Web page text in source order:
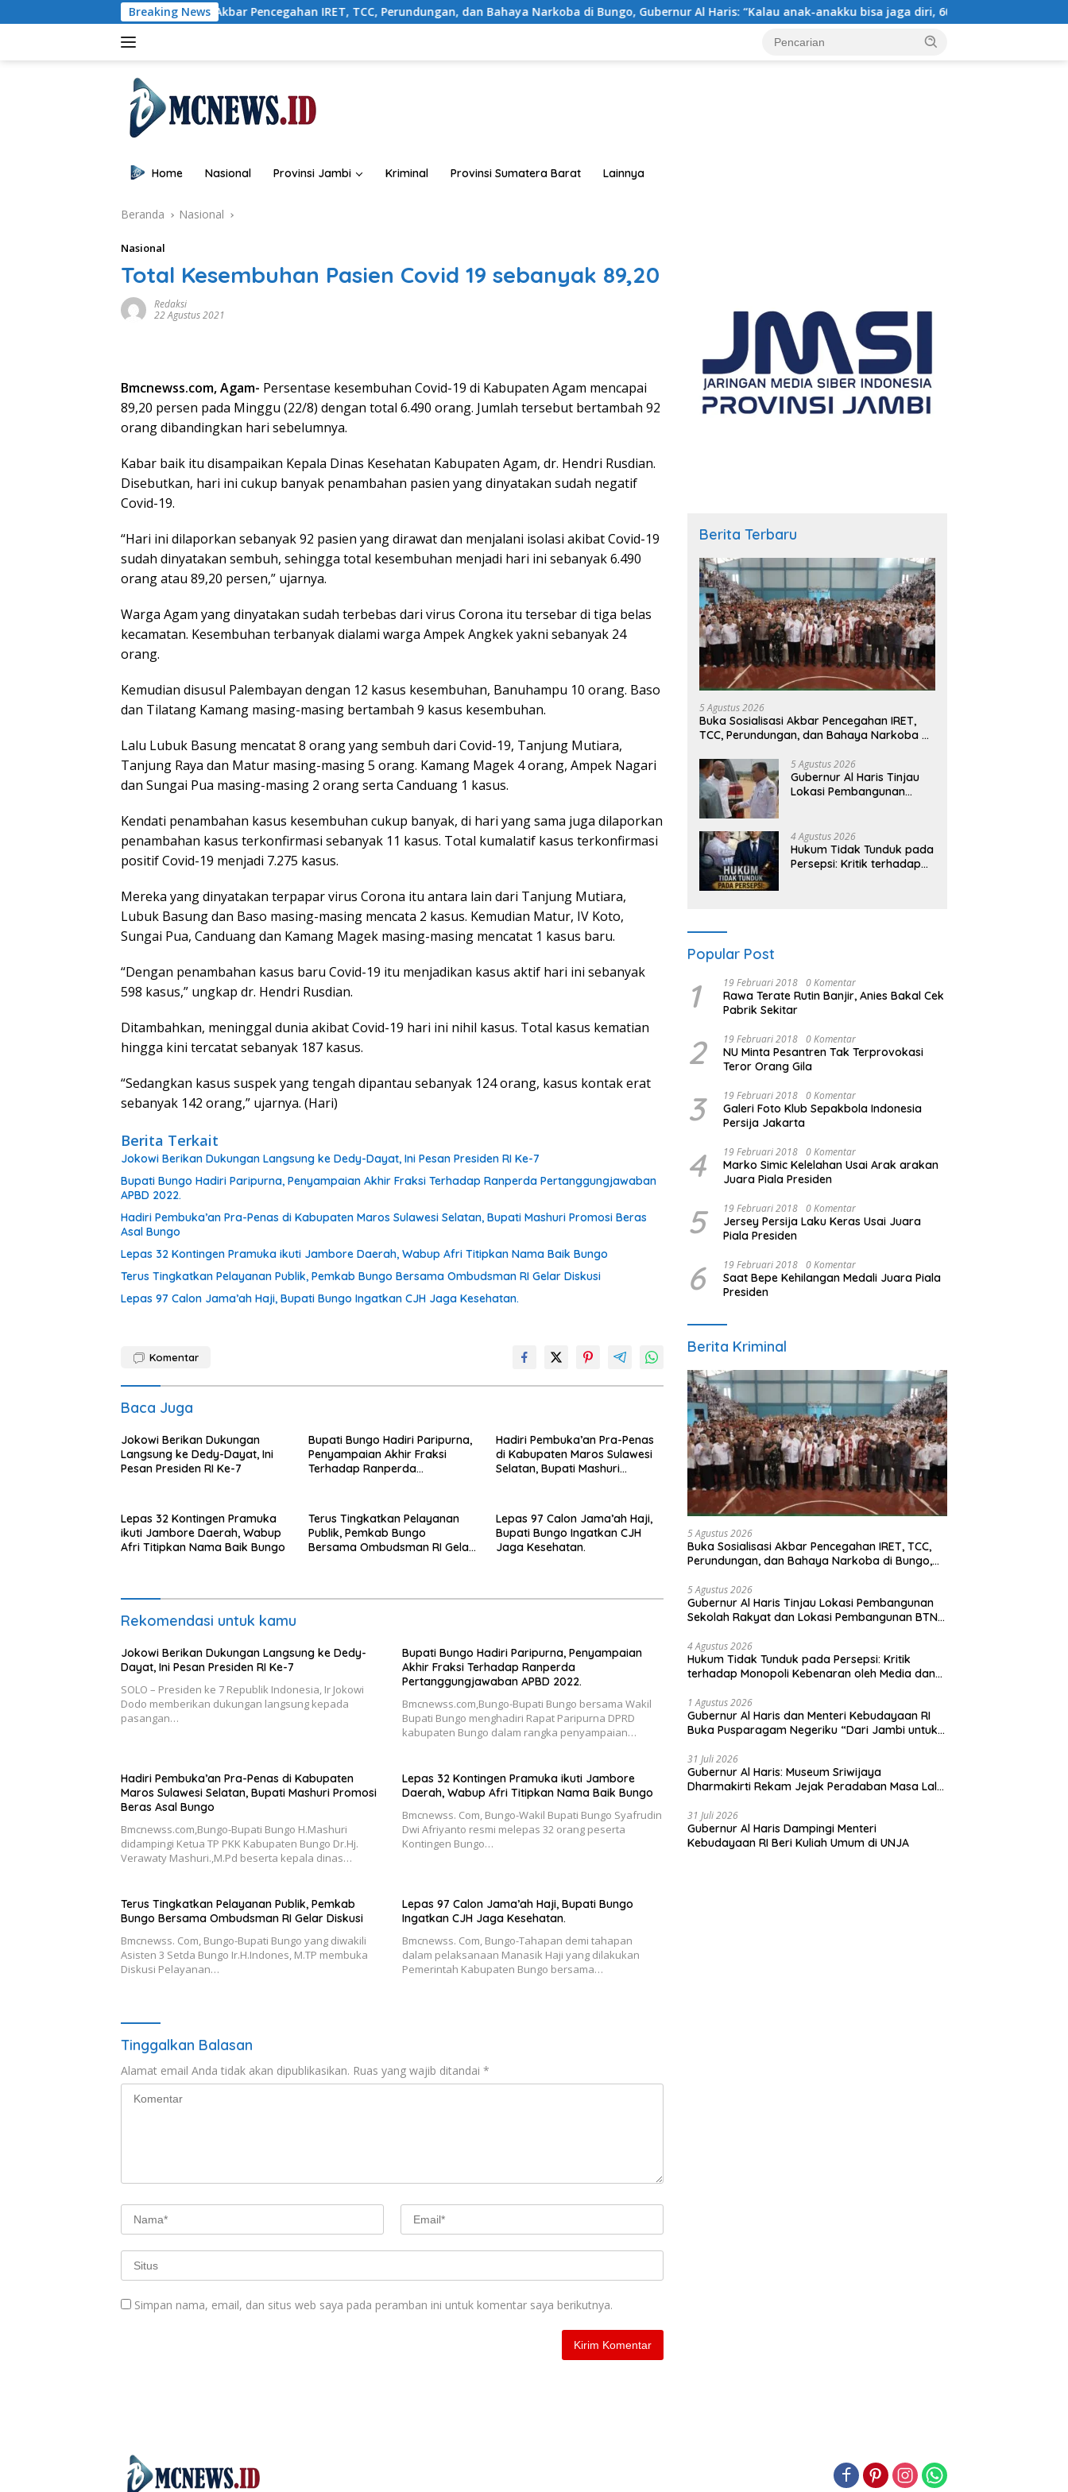
ke
Breaking News
Buka Sosialisasi Akbar Pencegahan IRET, TCC, Perundungan, dan Bahaya Narkoba di Bungo, Gubernur Al Haris: “Kalau anak-anakku bisa jaga diri, 60% masa depan sudah ada di tangan”
Home Nasional Provinsi Jambi Kriminal Provinsi Sumatera Barat Lainnya
Beranda Nasional
Nasional
Total Kesembuhan Pasien Covid 19 sebanyak 89,20
Redaksi
22 Agustus 2021
Bmcnewss.com, Agam- Persentase kesembuhan Covid-19 di Kabupaten Agam mencapai
89,20 persen pada Minggu (22/8) dengan total 6.490 orang. Jumlah tersebut bertambah 92
orang dibandingkan hari sebelumnya.
Kabar baik itu disampaikan Kepala Dinas Kesehatan Kabupaten Agam, dr. Hendri Rusdian.
Disebutkan, hari ini cukup banyak penambahan pasien yang dinyatakan sudah negatif
Covid-19.
“Hari ini dilaporkan sebanyak 92 pasien yang dirawat dan menjalani isolasi akibat Covid-19
sudah dinyatakan sembuh, sehingga total kesembuhan menjadi hari ini sebanyak 6.490
orang atau 89,20 persen,” ujarnya.
Warga Agam yang dinyatakan sudah terbebas dari virus Corona itu tersebar di tiga belas
kecamatan. Kesembuhan terbanyak dialami warga Ampek Angkek yakni sebanyak 24
orang.
Kemudian disusul Palembayan dengan 12 kasus kesembuhan, Banuhampu 10 orang. Baso
dan Tilatang Kamang masing-masing bertambah 9 kasus kesembuhan.
Lalu Lubuk Basung mencatat 8 orang yang sembuh dari Covid-19, Tanjung Mutiara,
Tanjung Raya dan Matur masing-masing 5 orang. Kamang Magek 4 orang, Ampek Nagari
dan Sungai Pua masing-masing 2 orang serta Canduang 1 kasus.
Kendati penambahan kasus kesembuhan cukup banyak, di hari yang sama juga dilaporkan
penambahan kasus terkonfirmasi sebanyak 11 kasus. Total kumalatif kasus terkonfirmasi
positif Covid-19 menjadi 7.275 kasus.
Mereka yang dinyatakan terpapar virus Corona itu antara lain dari Tanjung Mutiara,
Lubuk Basung dan Baso masing-masing mencata 2 kasus. Kemudian Matur, IV Koto,
Sungai Pua, Canduang dan Kamang Magek masing-masing mencatat 1 kasus baru.
“Dengan penambahan kasus baru Covid-19 itu menjadikan kasus aktif hari ini sebanyak
598 kasus,” ungkap dr. Hendri Rusdian.
Ditambahkan, meninggal dunia akibat Covid-19 hari ini nihil kasus. Total kasus kematian
hingga kini tercatat sebanyak 187 kasus.
“Sedangkan kasus suspek yang tengah dipantau sebanyak 124 orang, kasus kontak erat
sebanyak 142 orang,” ujarnya. (Hari)
Berita Terkait
Jokowi Berikan Dukungan Langsung ke Dedy-Dayat, Ini Pesan Presiden RI Ke-7
Bupati Bungo Hadiri Paripurna, Penyampaian Akhir Fraksi Terhadap Ranperda Pertanggungjawaban
APBD 2022.
Hadiri Pembuka’an Pra-Penas di Kabupaten Maros Sulawesi Selatan, Bupati Mashuri Promosi Beras
Asal Bungo
Lepas 32 Kontingen Pramuka ikuti Jambore Daerah, Wabup Afri Titipkan Nama Baik Bungo
Terus Tingkatkan Pelayanan Publik, Pemkab Bungo Bersama Ombudsman RI Gelar Diskusi
Lepas 97 Calon Jama’ah Haji, Bupati Bungo Ingatkan CJH Jaga Kesehatan.
Komentar
Baca Juga
Jokowi Berikan Dukungan
Langsung ke Dedy-Dayat, Ini
Pesan Presiden RI Ke-7
Bupati Bungo Hadiri Paripurna,
Penyampaian Akhir Fraksi
Terhadap Ranperda
Hadiri Pembuka’an Pra-Penas
di Kabupaten Maros Sulawesi
Selatan, Bupati Mashuri
Lepas 32 Kontingen Pramuka
ikuti Jambore Daerah, Wabup
Afri Titipkan Nama Baik Bungo
Terus Tingkatkan Pelayanan
Publik, Pemkab Bungo
Bersama Ombudsman RI Gelar
Lepas 97 Calon Jama’ah Haji,
Bupati Bungo Ingatkan CJH
Jaga Kesehatan.
Rekomendasi untuk kamu
Jokowi Berikan Dukungan Langsung ke Dedy-
Dayat, Ini Pesan Presiden RI Ke-7
SOLO – Presiden ke 7 Republik Indonesia, Ir Jokowi
Dodo memberikan dukungan langsung kepada
pasangan…
Bupati Bungo Hadiri Paripurna, Penyampaian
Akhir Fraksi Terhadap Ranperda
Pertanggungjawaban APBD 2022.
Bmcnewss.com,Bungo-Bupati Bungo bersama Wakil
Bupati Bungo menghadiri Rapat Paripurna DPRD
kabupaten Bungo dalam rangka penyampaian…
Hadiri Pembuka’an Pra-Penas di Kabupaten
Maros Sulawesi Selatan, Bupati Mashuri Promosi
Beras Asal Bungo
Bmcnewss.com,Bungo-Bupati Bungo H.Mashuri
didampingi Ketua TP PKK Kabupaten Bungo Dr.Hj.
Verawaty Mashuri.,M.Pd beserta kepala dinas…
Lepas 32 Kontingen Pramuka ikuti Jambore
Daerah, Wabup Afri Titipkan Nama Baik Bungo
Bmcnewss. Com, Bungo-Wakil Bupati Bungo Syafrudin
Dwi Afriyanto resmi melepas 32 orang peserta
Kontingen Bungo…
Terus Tingkatkan Pelayanan Publik, Pemkab
Bungo Bersama Ombudsman RI Gelar Diskusi
Bmcnewss. Com, Bungo-Bupati Bungo yang diwakili
Asisten 3 Setda Bungo Ir.H.Indones, M.TP membuka
Diskusi Pelayanan…
Lepas 97 Calon Jama’ah Haji, Bupati Bungo
Ingatkan CJH Jaga Kesehatan.
Bmcnewss. Com, Bungo-Tahapan demi tahapan
dalam pelaksanaan Manasik Haji yang dilakukan
Pemerintah Kabupaten Bungo bersama…
Tinggalkan Balasan
Alamat email Anda tidak akan dipublikasikan. Ruas yang wajib ditandai *
Simpan nama, email, dan situs web saya pada peramban ini untuk komentar saya berikutnya.
Berita Terbaru
5 Agustus 2026
Buka Sosialisasi Akbar Pencegahan IRET,
TCC, Perundungan, dan Bahaya Narkoba di
anakku bisa jaga diri, 60% masa depan
sudah ada di tangan”
5 Agustus 2026
Gubernur Al Haris Tinjau
Lokasi Pembangunan
Bungo Green City
4 Agustus 2026
Hukum Tidak Tunduk pada
Persepsi: Kritik terhadap
Popular Post
1 19 Februari 2018 0 Komentar
Rawa Terate Rutin Banjir, Anies Bakal Cek
Pabrik Sekitar
2 19 Februari 2018 0 Komentar
NU Minta Pesantren Tak Terprovokasi
Teror Orang Gila
3 19 Februari 2018 0 Komentar
Galeri Foto Klub Sepakbola Indonesia
Persija Jakarta
4 19 Februari 2018 0 Komentar
Marko Simic Kelelahan Usai Arak arakan
Juara Piala Presiden
5 19 Februari 2018 0 Komentar
Jersey Persija Laku Keras Usai Juara
Piala Presiden
6 19 Februari 2018 0 Komentar
Saat Bepe Kehilangan Medali Juara Piala
Presiden
Berita Kriminal
5 Agustus 2026
Buka Sosialisasi Akbar Pencegahan IRET, TCC,
Perundungan, dan Bahaya Narkoba di Bungo,
jaga diri, 60% masa depan sudah ada di
tangan”
5 Agustus 2026
Gubernur Al Haris Tinjau Lokasi Pembangunan
Sekolah Rakyat dan Lokasi Pembangunan BTN
4 Agustus 2026
Hukum Tidak Tunduk pada Persepsi: Kritik
terhadap Monopoli Kebenaran oleh Media dan
1 Agustus 2026
Gubernur Al Haris dan Menteri Kebudayaan RI
Buka Pusparagam Negeriku “Dari Jambi untuk
Dorong Ekonomi Kreatif
31 Juli 2026
Gubernur Al Haris: Museum Sriwijaya
Dharmakirti Rekam Jejak Peradaban Masa Lalu
31 Juli 2026
Gubernur Al Haris Dampingi Menteri
Kebudayaan RI Beri Kuliah Umum di UNJA